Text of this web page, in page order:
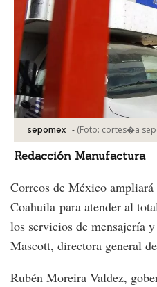
sepomex - (Foto: cortes�a
Redacción Manufactura
Correos de México
Coahuila para atender al
los servicios de mensajería
Mascott, directora general
Rubén Moreira Valdez,